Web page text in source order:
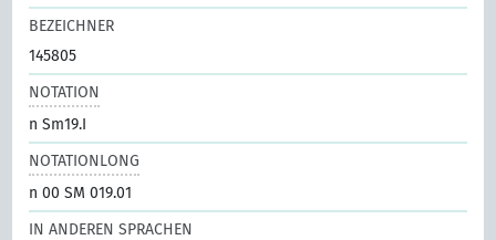
BEZEICHNER
145805
NOTATION
n Sm19.I
NOTATIONLONG
n 00 SM 019.01
IN ANDEREN SPRACHEN